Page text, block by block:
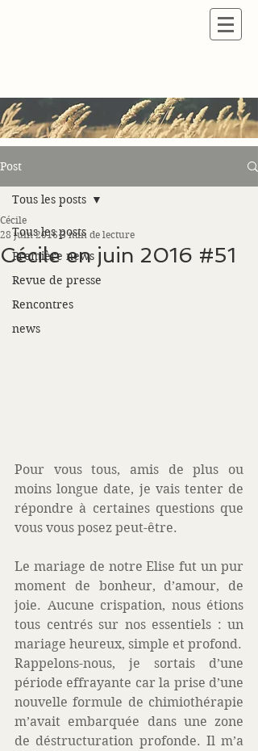
Post
Tous les posts
Première news
Revue de presse
Rencontres
news
Tous les posts
Cécile en juin 2016 #51
Cécile
28 juin 2016 3 min de lecture
Pour vous tous, amis de plus ou
moins longue date, je vais tenter de
répondre à certaines questions que
vous vous posez peut-être.
Le mariage de notre Elise fut un pur
moment de bonheur, d’amour, de
joie. Aucune crispation, nous étions
tous centrés sur nos essentiels : un
mariage heureux, simple et profond.
Rappelons-nous, je sortais d’une
période effrayante car la prise d’une
nouvelle formule de chimiothérapie
m’avait embarquée dans une zone
de déstructuration profonde. Il m’a